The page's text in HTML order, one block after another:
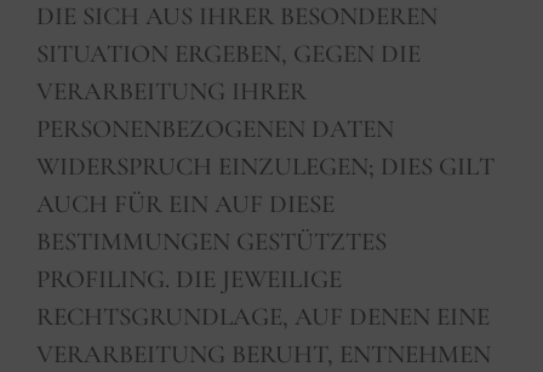
DIE SICH AUS IHRER BESONDEREN
SITUATION ERGEBEN, GEGEN DIE
VERARBEITUNG IHRER
PERSONENBEZOGENEN DATEN
WIDERSPRUCH EINZULEGEN; DIES GILT
AUCH FÜR EIN AUF DIESE
BESTIMMUNGEN GESTÜTZTES
PROFILING. DIE JEWEILIGE
RECHTSGRUNDLAGE, AUF DENEN EINE
VERARBEITUNG BERUHT, ENTNEHMEN